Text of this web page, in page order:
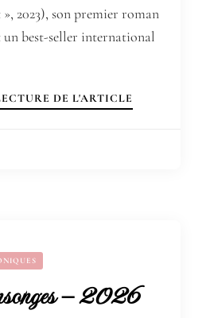
2023), son premier roman
un best-seller international
DE L'ARTICLE
– 2026